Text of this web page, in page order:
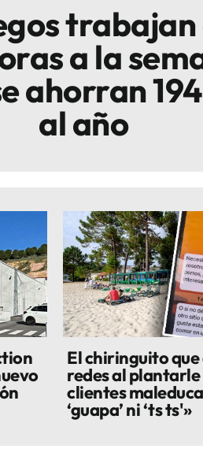
a la
ahorran
al año
El chiringuito
redes al plantarle
clientes
‘guapa’ ni ‘ts ts'»